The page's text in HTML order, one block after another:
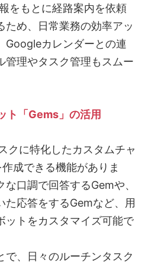
をもとに経路案内を依頼
ため、日常業務の効率アッ
Googleカレンダーとの連
管理やタスク管理もスムー
ト「Gems」の活用
クに特化したカスタムチャ
成できる機能がありま
口調で回答するGemや、
た応答をするGemなど、用
ットをカスタマイズ可能で
で、日々のルーチンタスク